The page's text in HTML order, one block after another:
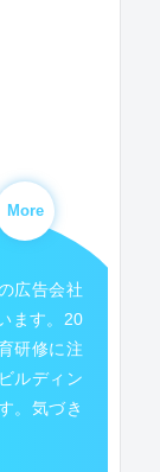
More
広告会社
ます。20
研修に注
ルディン
。気づき